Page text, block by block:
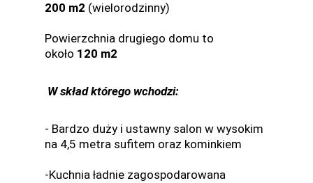
200 m2 (wielorodzinny)
Powierzchnia drugiego domu to
około 120 m2
W skład którego wchodzi:
- Bardzo duży i ustawny salon w wysokim
na 4,5 metra sufitem oraz kominkiem
-Kuchnia ładnie zagospodarowana